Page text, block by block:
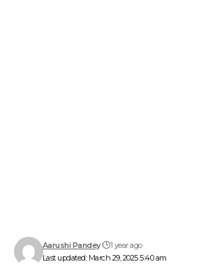
Last updated: March 29, 2025 5:40 am
Aarushi Pandey 1 year ago